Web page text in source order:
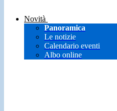
Novità
Panoramica
Le notizie
Calendario eventi
Albo online